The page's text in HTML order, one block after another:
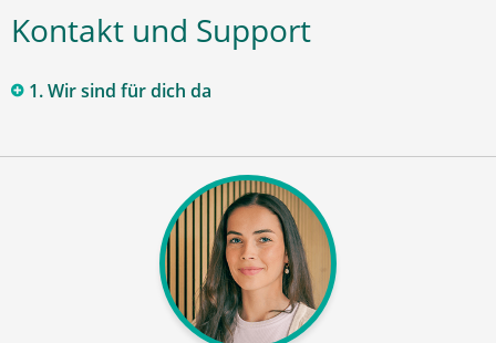
Kontakt und Support
1. Wir sind für dich da